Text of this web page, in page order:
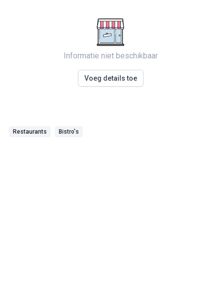
Informatie niet beschikbaar
Voeg details toe
Restaurants Bistro's